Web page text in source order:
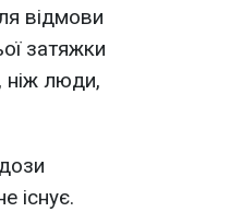
відмови
затяжки
ніж люди,
існує.